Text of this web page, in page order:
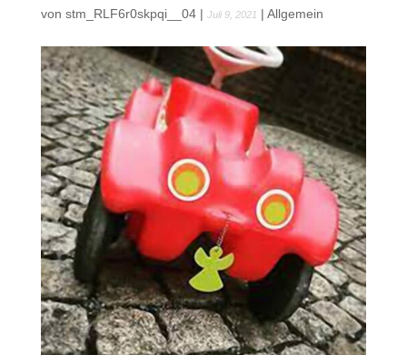
von stm_RLF6r0skpqi__04| Juli 9, 2021 | Allgemein